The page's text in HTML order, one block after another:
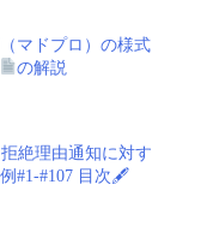
マドプロ）の様式
の解説
絶理由通知に対す
#1-#107 目次🖋